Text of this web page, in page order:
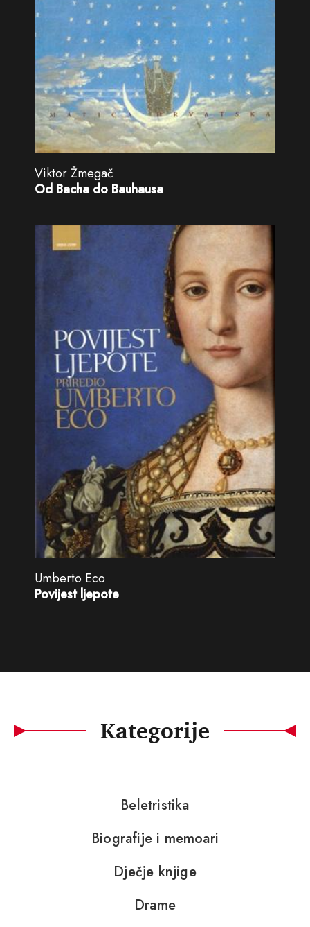
Viktor Žmegač
Od Bacha do Bauhausa
Umberto Eco
Povijest ljepote
Kategorije
Beletristika
Biografije i memoari
Dječje knjige
Drame